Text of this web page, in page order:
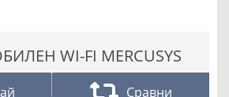
WI-FI MERCUSYS
Сравни